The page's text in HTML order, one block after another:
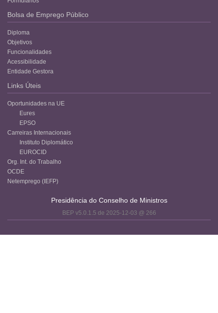
Bolsa de Emprego Público
Diploma
Objetivos
Funcionalidades
Acessibilidade
Entidade Gestora
Links Úteis
Oportunidades na UE
Eures
EPSO
Carreiras Internacionais
Instituto Diplomático
EUROCID
Org. Int. do Trabalho
OCDE
Netemprego (IEFP)
Presidência do Conselho de Ministros
BEP v5.0.1.5 de 2025-12-03 @ 266